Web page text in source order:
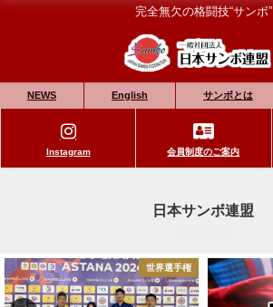
完全無欠の格闘技“サンボ”
NEWS English サンボとは
Instagram 会員制度のご案内
日本サンボ連盟
世界選手権